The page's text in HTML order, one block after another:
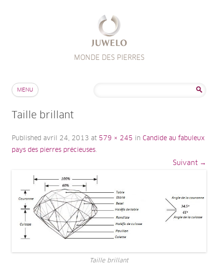
MONDE DES PIERRES
MENU
Taille brillant
Published avril 24, 2013 at 579 × 245 in Candide au fabuleux
pays des pierres précieuses.
Suivant →
Taille brillant